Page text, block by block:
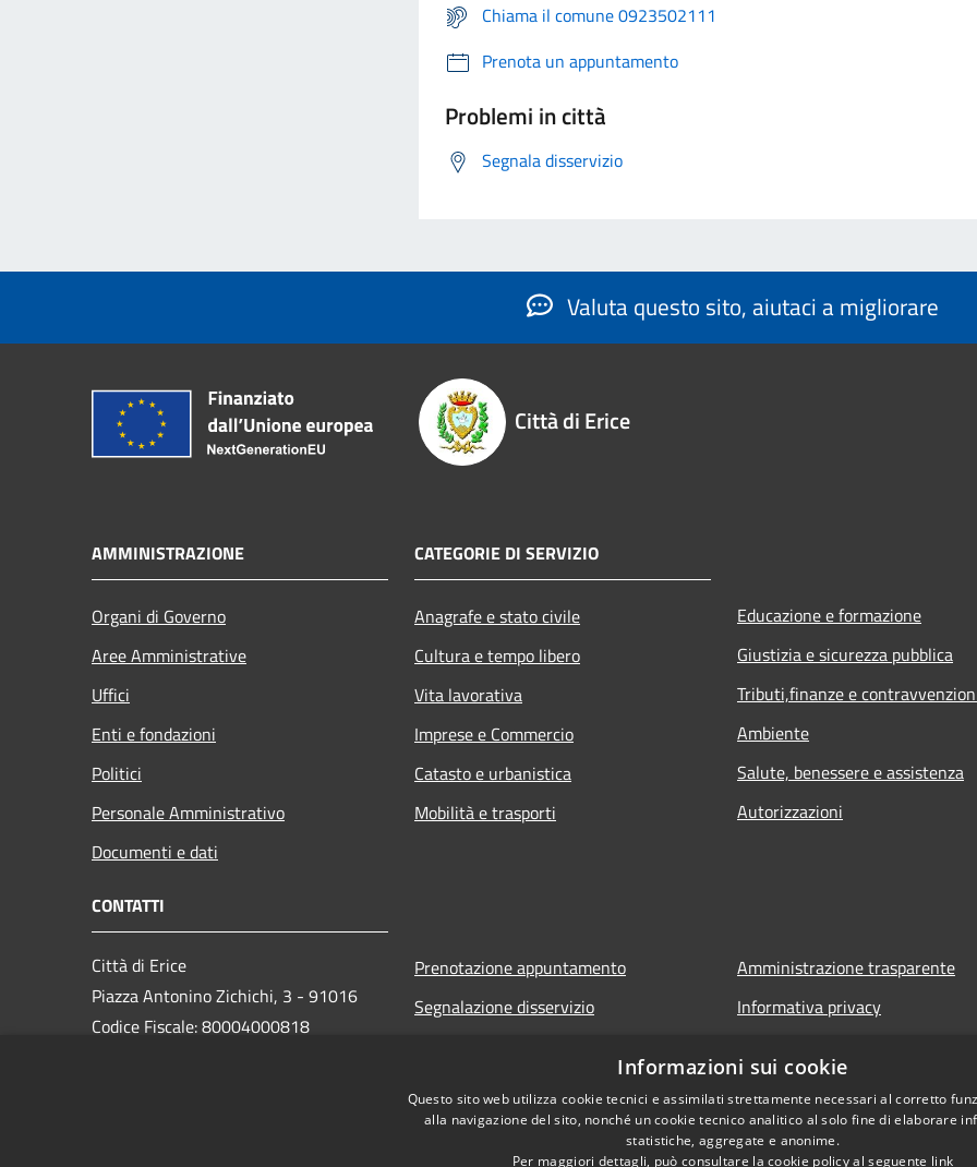
Chiama il comune 0923502111
Prenota un appuntamento
Problemi in città
Segnala disservizio
Valuta questo sito, aiutaci a migliorare
Città di Erice
AMMINISTRAZIONE
Organi di Governo
Aree Amministrative
Uffici
Enti e fondazioni
Politici
Personale Amministrativo
Documenti e dati
CATEGORIE DI SERVIZIO
Anagrafe e stato civile
Cultura e tempo libero
Vita lavorativa
Imprese e Commercio
Catasto e urbanistica
Mobilità e trasporti
Educazione e formazione
Giustizia e sicurezza pubblica
Tributi,finanze e
Ambiente
Salute, benessere e assistenza
Autorizzazioni
CONTATTI
Città di Erice
Piazza Antonino Zichichi, 3 - 91016
Codice Fiscale: 80004000818
Prenotazione appuntamento
Segnalazione disservizio
Amministrazione trasparente
Informativa privacy
Informazioni sui cookie
Questo sito web utilizza cookie tecnici e assimilati strettamente necessari al corretto
alla navigazione del sito, nonché un cookie tecnico analitico al solo fine di elaborare
statistiche, aggregate e anonime.
Per maggiori dettagli, può consultare la cookie policy al seguente link